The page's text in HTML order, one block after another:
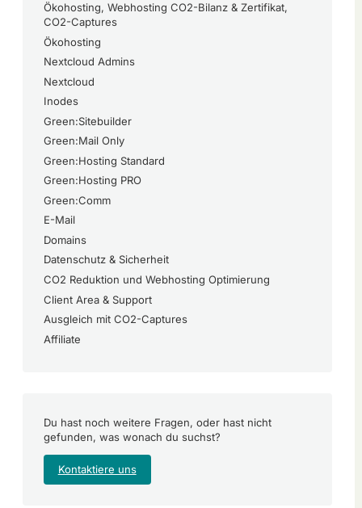
Ökohosting, Webhosting CO2-Bilanz & Zertifikat,
CO2-Captures
Ökohosting
Nextcloud Admins
Nextcloud
Inodes
Green:Sitebuilder
Green:Mail Only
Green:Hosting Standard
Green:Hosting PRO
Green:Comm
E-Mail
Domains
Datenschutz & Sicherheit
CO2 Reduktion und Webhosting Optimierung
Client Area & Support
Ausgleich mit CO2-Captures
Affiliate
Du hast noch weitere Fragen, oder hast nicht
gefunden, was wonach du suchst?
Kontaktiere uns